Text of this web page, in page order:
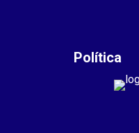
Política